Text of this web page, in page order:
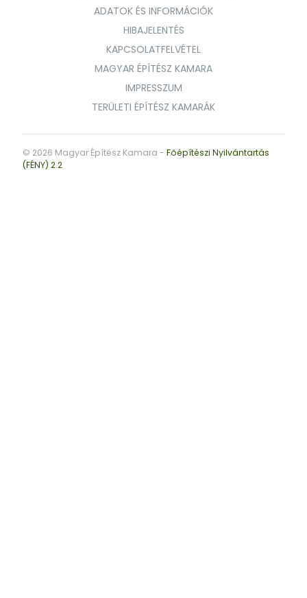
ADATOK ÉS INFORMÁCIÓK
HIBAJELENTÉS
KAPCSOLATFELVÉTEL
MAGYAR ÉPÍTÉSZ KAMARA
IMPRESSZUM
TERÜLETI ÉPÍTÉSZ KAMARÁK
© 2026 Magyar Építész Kamara - Főépítészi Nyilvántartás
(FÉNY) 2.2